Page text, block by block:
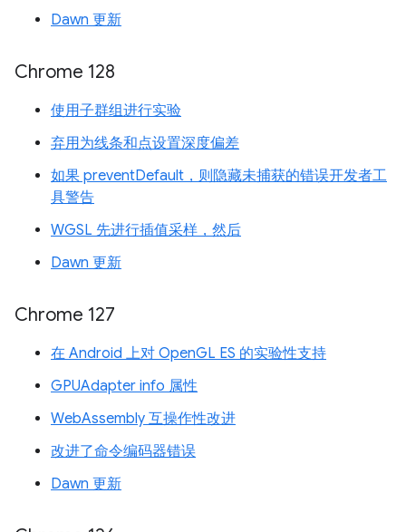
Dawn 更新
Chrome 128
使用子群组进行实验
弃用为线条和点设置深度偏差
如果 preventDefault，则隐藏未捕获的错误开发者工
具警告
WGSL 先进行插值采样，然后
Dawn 更新
Chrome 127
在 Android 上对 OpenGL ES 的实验性支持
GPUAdapter info 属性
WebAssembly 互操作性改进
改进了命令编码器错误
Dawn 更新